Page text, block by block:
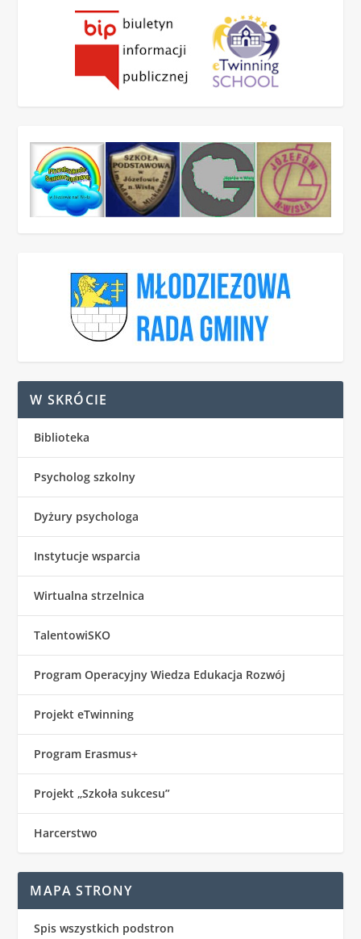
W SKRÓCIE
Biblioteka
Psycholog szkolny
Dyżury psychologa
Instytucje wsparcia
Wirtualna strzelnica
TalentowiSKO
Program Operacyjny Wiedza Edukacja Rozwój
Projekt eTwinning
Program Erasmus+
Projekt „Szkoła sukcesu”
Harcerstwo
MAPA STRONY
Spis wszystkich podstron